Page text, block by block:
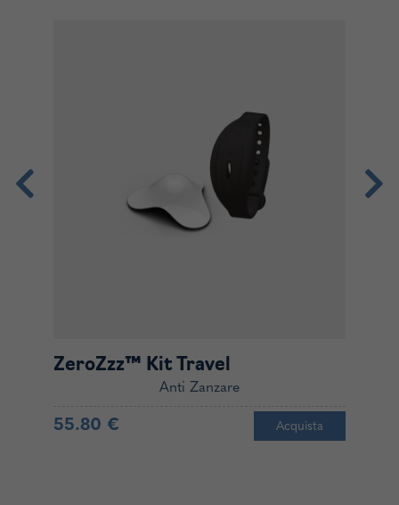
ZeroZzz™ Kit Travel
Anti Zanzare
55.80 € Acquista